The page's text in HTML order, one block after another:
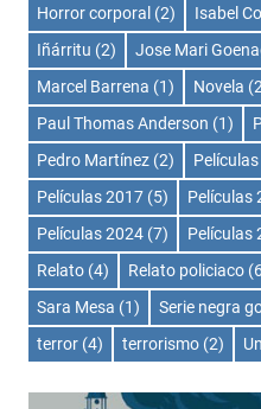
Horror corporal (2) Isabel
Iñárritu (2) Jose Mari
Marcel Barrena (1) Novela
Paul Thomas Anderson (1)
Pedro Martínez (2)
Películas 2017 (5) Películas
Películas 2024 (7) Películas
Relato (4) Relato policiaco
Sara Mesa (1) Serie negra
terror (4) terrorismo (2)